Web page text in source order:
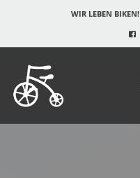
WIR LEBEN BIKEN!